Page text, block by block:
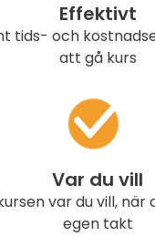
Effektivt
tids- och
att gå kurs
Var du vill
var du vill, när
egen takt